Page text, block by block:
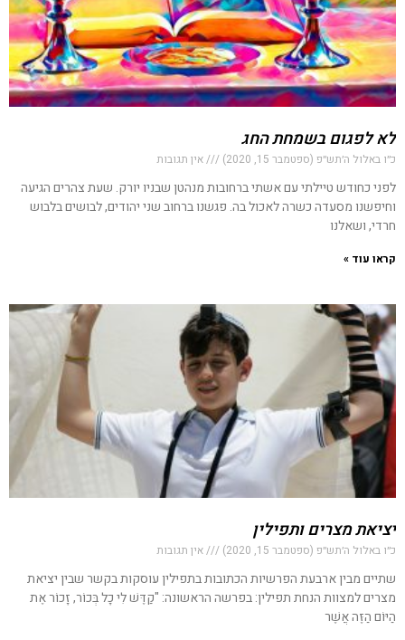
לא לפגום בשמחת החג
כ״ו באלול ה׳תש״פ (ספטמבר 15, 2020) אין תגובות
לפני כחודש טיילתי עם אשתי ברחובות מנהטן שבניו יורק. שעת צהרים הגיעה
וחיפשנו מסעדה כשרה לאכול בה. פגשנו ברחוב שני יהודים, לבושים בלבוש
חרדי, ושאלנו
קראו עוד »
יציאת מצרים ותפילין
כ״ו באלול ה׳תש״פ (ספטמבר 15, 2020) אין תגובות
שתיים מבין ארבעת הפרשיות הכתובות בתפילין עוסקות בקשר שבין יציאת
מצרים למצוות הנחת תפילין: בפרשה הראשונה: "קַדֶּשׁ לִי כָל בְּכוֹר, זָכוֹר אֶת
הַיּוֹם הַזֶּה אֲשֶׁר